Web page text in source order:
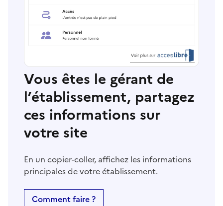
Vous êtes le gérant de
l’établissement, partagez
ces informations sur
votre site
En un copier-coller, affichez les informations
principales de votre établissement.
Comment faire ?